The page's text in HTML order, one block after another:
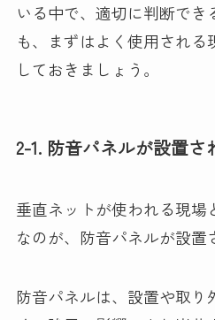
いる中で、適切に判断でき
も、まずはよく使用され
しておきましょう。
2-1. 防音パネルが設置さ
垂直ネットが使われる現場
なのが、防音パネルが設置
防音パネルは、設置や取り